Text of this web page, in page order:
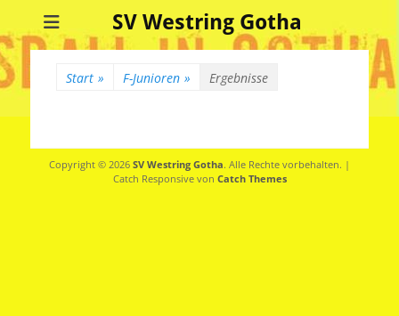
SV Westring Gotha
Start » F-Junioren » Ergebnisse
Copyright © 2026 SV Westring Gotha. Alle Rechte vorbehalten. |
Catch Responsive von Catch Themes